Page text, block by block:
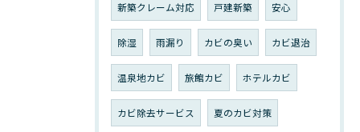
新築クレーム対応 戸建新築 安心
除湿 雨漏り カビの臭い カビ退治
温泉地カビ 旅館カビ ホテルカビ
カビ除去サービス 夏のカビ対策